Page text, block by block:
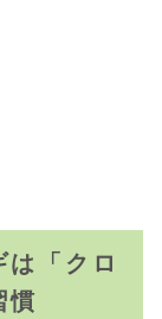
「クロ
慣